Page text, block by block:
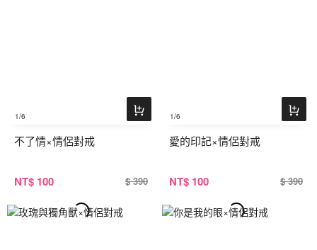
1/6
不了情×情侶對戒
NT$ 100 $ 390
1/6
愛的印記×情侶對戒
NT$ 100 $ 390